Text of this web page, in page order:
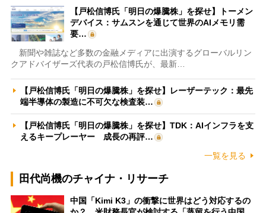
【戸松信博氏「明日の爆騰株」を探せ】トーメン
デバイス：サムスンを通じて世界のAIメモリ需
要…
新聞や雑誌など多数の金融メディアに出演するグローバルリン
クアドバイザーズ代表の戸松信博氏が、最新…
【戸松信博氏「明日の爆騰株」を探せ】レーザーテック：最先
端半導体の製造に不可欠な検査装…
【戸松信博氏「明日の爆騰株」を探せ】TDK：AIインフラを支
えるキープレーヤー 成長の再評…
一覧を見る
田代尚機のチャイナ・リサーチ
中国「Kimi K3」の衝撃に世界はどう対応するの